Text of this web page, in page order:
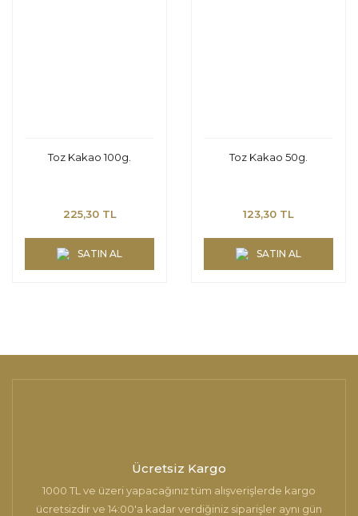
Toz Kakao 100g.
225,30 TL
SATIN AL
Toz Kakao 50g.
123,30 TL
SATIN AL
Ücretsiz Kargo
1000 TL ve üzeri yapacağınız tüm alışverişlerde kargo
ücretsizdir ve 14:00'a kadar verdiğiniz siparişler aynı gün